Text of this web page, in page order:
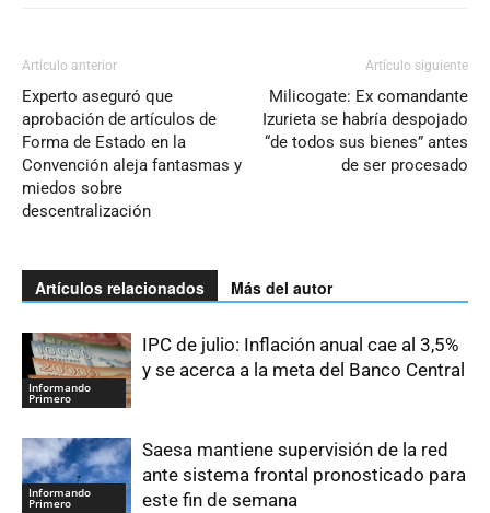
Artículo anterior
Experto aseguró que
aprobación de artículos de
Forma de Estado en la
Convención aleja fantasmas y
miedos sobre
descentralización
Artículo siguiente
Milicogate: Ex comandante
Izurieta se habría despojado
“de todos sus bienes” antes
de ser procesado
Artículos relacionados Más del autor
Informando
Primero
IPC de julio: Inflación anual cae al 3,5%
y se acerca a la meta del Banco Central
Informando
Primero
Saesa mantiene supervisión de la red
ante sistema frontal pronosticado para
este fin de semana